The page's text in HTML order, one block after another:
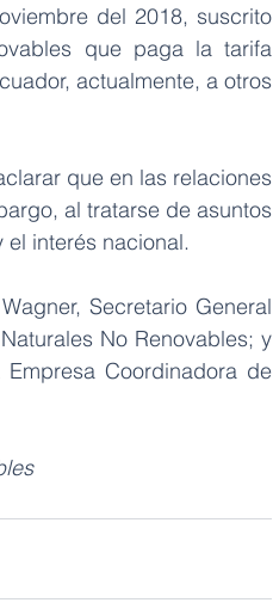
del 2018, suscrito
que paga la tarifa
actualmente, a otros
que en las relaciones
al tratarse de asuntos
interés nacional.
Secretario General
No Renovables; y
Coordinadora de